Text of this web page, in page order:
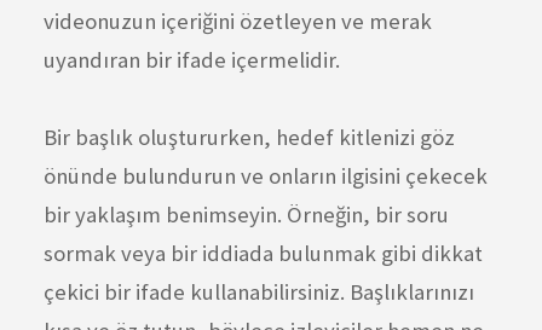
videonuzun içeriğini özetleyen ve merak
uyandıran bir ifade içermelidir.
Bir başlık oluştururken, hedef kitlenizi göz
önünde bulundurun ve onların ilgisini çekecek
bir yaklaşım benimseyin. Örneğin, bir soru
sormak veya bir iddiada bulunmak gibi dikkat
çekici bir ifade kullanabilirsiniz. Başlıklarınızı